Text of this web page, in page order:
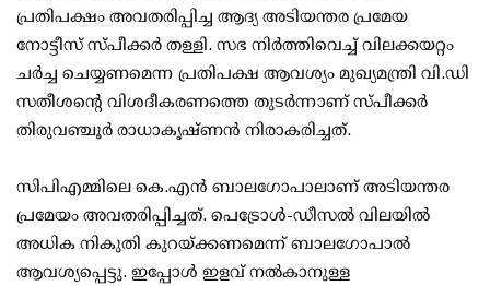
പ്രതിപക്ഷം അവതരിപ്പിച്ച ആദ്യ അടിയന്തര പ്രമേയ
നോട്ടീസ് സ്പീക്കര്‍ തള്ളി. സഭ നിര്‍ത്തിവെച്ച് വിലക്കയറ്റം
ചര്‍ച്ച ചെയ്യണമെന്ന പ്രതിപക്ഷ ആവശ്യം മുഖ്യമന്ത്രി വി.ഡി
സതീശന്റെ വിശദീകരണത്തെ തുടര്‍ന്നാണ് സ്പീക്കര്‍
തിരുവഞ്ചൂര്‍ രാധാകൃഷ്ണന്‍ നിരാകരിച്ചത്.
സിപിഎമ്മിലെ കെ.എന്‍ ബാലഗോപാലാണ് അടിയന്തര
പ്രമേയം അവതരിപ്പിച്ചത്. പെട്രോള്‍-ഡീസല്‍ വിലയില്‍
അധിക നികുതി കുറയ്ക്കണമെന്ന് ബാലഗോപാല്‍
ആവശ്യപ്പെട്ടു. ഇപ്പോള്‍ ഇളവ് നല്‍കാനുള്ള